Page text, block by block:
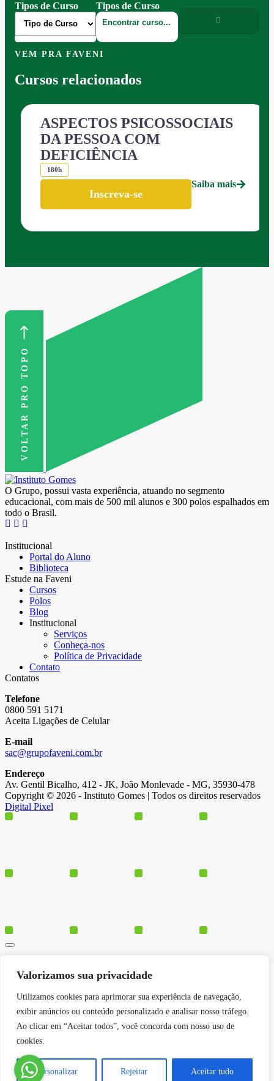
Valorizamos sua privacidade
Utilizamos cookies para aprimorar sua experiência de navegação,
exibir anúncios ou conteúdo personalizado e analisar nosso tráfego.
Ao clicar em “Aceitar todos”, você concorda com nosso uso de
cookies.
Personalizar Rejeitar Aceitar tudo
Tipos de Curso
Tipos de Curso
VEM PRA FAVENI
Cursos relacionados
ASPECTOS PSICOSSOCIAIS
DA PESSOA COM
DEFICIÊNCIA
180h
Inscreva-se
Saiba mais
VOLTAR PRO TOPO
O Grupo, possui vasta experiência, atuando no segmento
educacional, com mais de 500 mil alunos e 300 polos espalhados em
todo o Brasil.
Institucional
Portal do Aluno
Biblioteca
Estude na Faveni
Cursos
Polos
Blog
Institucional
Serviços
Conheça-nos
Política de Privacidade
Contato
Contatos
Telefone
0800 591 5171
Aceita Ligações de Celular
E-mail
sac@grupofaveni.com.br
Endereço
Av. Gentil Bicalho, 412 - JK, João Monlevade - MG, 35930-478
Copyright © 2026 - Instituto Gomes | Todos os direitos reservados
Digital Pixel
Polos
Institucional
Política de Privacidade